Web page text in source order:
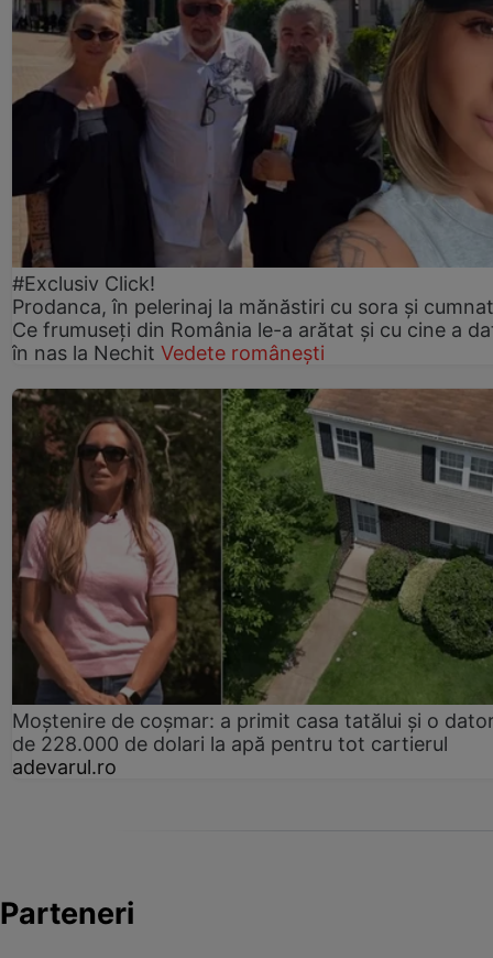
#Exclusiv Click!
Prodanca, în pelerinaj la mănăstiri cu sora și
Ce frumuseți din România le-a arătat și cu cine a
în nas la Nechit Vedete românești
Moștenire de coșmar: a primit casa tatălui și o
de 228.000 de dolari la apă pentru tot cartierul
adevarul.ro
Parteneri